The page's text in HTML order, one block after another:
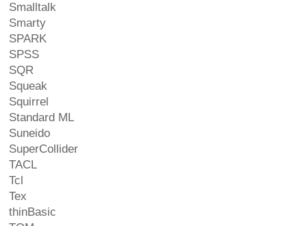
Smalltalk
Smarty
SPARK
SPSS
SQR
Squeak
Squirrel
Standard ML
Suneido
SuperCollider
TACL
Tcl
Tex
thinBasic